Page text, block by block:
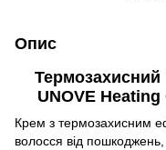
Опис
UNOVE
Крем з термозахисним
волосся від